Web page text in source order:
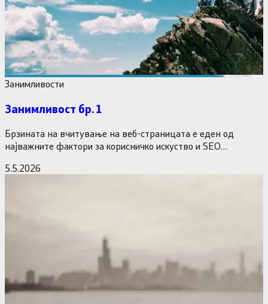
Занимливости
Занимливост бр. 1
Брзината на вчитување на веб-страницата е еден од
најважните фактори за корисничко искуство и SEO
5.5.2026